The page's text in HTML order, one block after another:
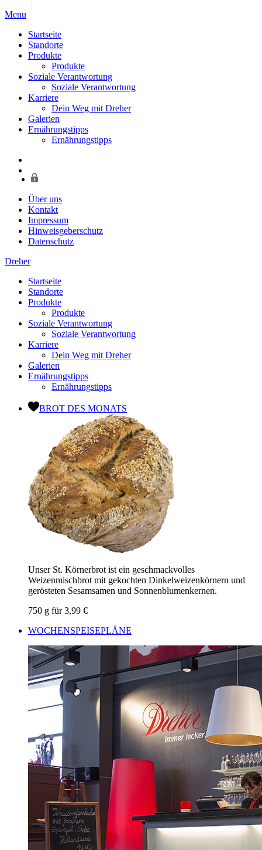
Jump to navigation
Menu
Startseite
Standorte
Produkte
Produkte
Soziale Verantwortung
Soziale Verantwortung
Karriere
Dein Weg mit Dreher
Galerien
Ernährungstipps
Ernährungstipps
Über uns
Kontakt
Impressum
Hinweisgeberschutz
Datenschutz
Dreher
Startseite
Standorte
Produkte
Produkte
Soziale Verantwortung
Soziale Verantwortung
Karriere
Dein Weg mit Dreher
Galerien
Ernährungstipps
Ernährungstipps
BROT DES MONATS
Unser St. Körnerbrot ist ein geschmackvolles
Weizenmischbrot mit gekochten Dinkelweizenkörnern und
gerösteten Sesamsamen und Sonnenblumenkernen.
750 g für 3,99 €
WOCHENSPEISEPLÄNE